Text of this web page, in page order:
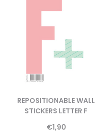
REPOSITIONABLE WALL
STICKERS LETTER F
€1,90